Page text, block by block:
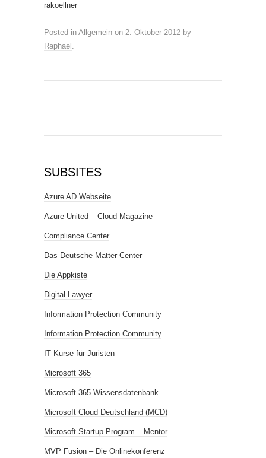
rakoellner
Posted in Allgemein on 2. Oktober 2012 by
Raphael .
SUBSITES
Azure AD Webseite
Azure United – Cloud Magazine
Compliance Center
Das Deutsche Matter Center
Die Appkiste
Digital Lawyer
Information Protection Community
Information Protection Community
IT Kurse für Juristen
Microsoft 365
Microsoft 365 Wissensdatenbank
Microsoft Cloud Deutschland (MCD)
Microsoft Startup Program – Mentor
MVP Fusion – Die Onlinekonferenz